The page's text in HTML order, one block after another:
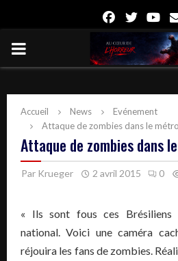
Facebook
PRIMARY
Accueil News
Evénement
Attaque de zombies dans le métro
Attaque de zombies dans
Par Krueger 2 avril 2015 0
« Ils sont fous ces
national. Voici une caméra
réjouira les fans de zombies.